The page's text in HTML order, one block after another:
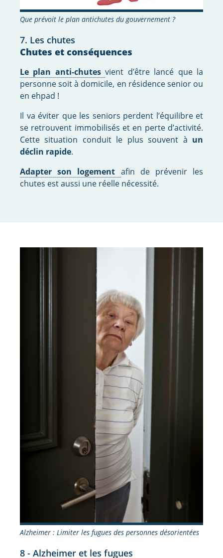
Que prévoit le plan antichutes du gouvernement ?
7. Les chutes
Chutes et conséquences
Le plan anti-chutes vient d’être lancé que la
personne soit à domicile, en résidence senior ou
en ehpad !
Il va éviter que les seniors perdent l’équilibre et
se retrouvent immobilisés et en perte d’activité.
Cette situation conduit le plus souvent à un
déclin rapide.
Adapter son logement afin de prévenir les
chutes est aussi une réelle nécessité.
8 - Alzheimer et les fugues
Alzheimer : Limiter les fugues des personnes désorientées